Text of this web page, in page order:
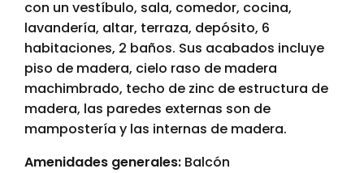
con un vestíbulo, sala, comedor, cocina,
lavandería, altar, terraza, depósito, 6
habitaciones, 2 baños. Sus acabados incluye
piso de madera, cielo raso de madera
machimbrado, techo de zinc de estructura de
madera, las paredes externas son de
mampostería y las internas de madera.
Amenidades generales: Balcón